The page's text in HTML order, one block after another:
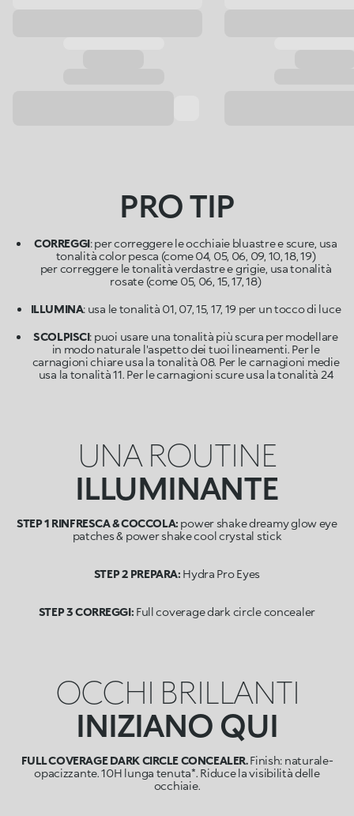
PRO TIP
CORREGGI: per correggere le occhiaie bluastre e scure, usa
tonalità color pesca (come 04, 05, 06, 09, 10, 18, 19)
per correggere le tonalità verdastre e grigie, usa tonalità
rosate (come 05, 06, 15, 17, 18)
ILLUMINA: usa le tonalità 01, 07, 15, 17, 19 per un tocco di luce
SCOLPISCI: puoi usare una tonalità più scura per modellare
in modo naturale l'aspetto dei tuoi lineamenti. Per le
carnagioni chiare usa la tonalità 08. Per le carnagioni medie
usa la tonalità 11. Per le carnagioni scure usa la tonalità 24
UNA ROUTINE
ILLUMINANTE
STEP 1 RINFRESCA & COCCOLA: power shake dreamy glow eye
patches & power shake cool crystal stick
STEP 2 PREPARA: Hydra Pro Eyes
STEP 3 CORREGGI: Full coverage dark circle concealer
OCCHI BRILLANTI
INIZIANO QUI
FULL COVERAGE DARK CIRCLE CONCEALER.Finish: naturale-
opacizzante. 10H lunga tenuta*. Riduce la visibilità delle
occhiaie.